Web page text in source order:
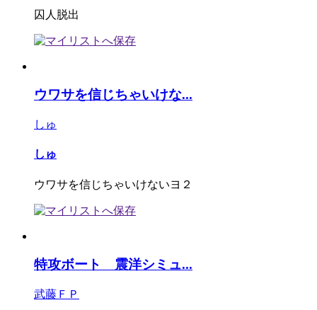
囚人脱出
ウワサを信じちゃいけな...
しゅ
しゅ
ウワサを信じちゃいけないヨ２
特攻ボート 震洋シミュ...
武藤ＦＰ